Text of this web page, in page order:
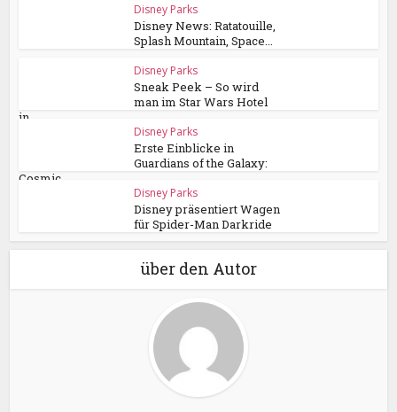
Disney Parks
Disney News: Ratatouille,
Splash Mountain, Space...
Disney Parks
Sneak Peek – So wird
man im Star Wars Hotel
in...
Disney Parks
Erste Einblicke in
Guardians of the Galaxy:
Cosmic...
Disney Parks
Disney präsentiert Wagen
für Spider-Man Darkride
über den Autor